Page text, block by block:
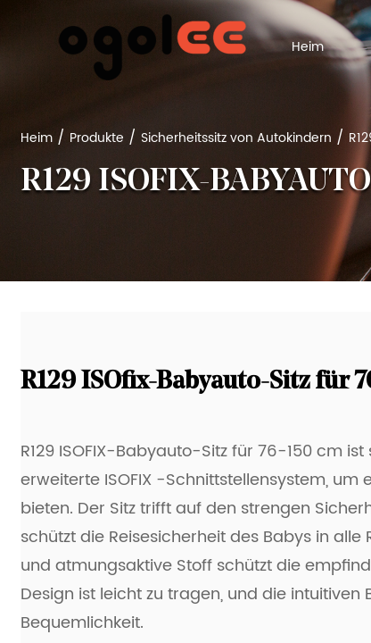
Heim
Heim / Produkte / Sicherheitssitz von Autokindern /
R129 ISOFIX-
R129 ISOfix-Babyauto-Sitz für
R129 ISOFIX-Babyauto-Sitz für 76-150 cm
erweiterte ISOFIX -Schnittstellensystem,
bieten. Der Sitz trifft auf den strengen
schützt die Reisesicherheit des Babys in
und atmungsaktive Stoff schützt die
Design ist leicht zu tragen, und die
Bequemlichkeit.